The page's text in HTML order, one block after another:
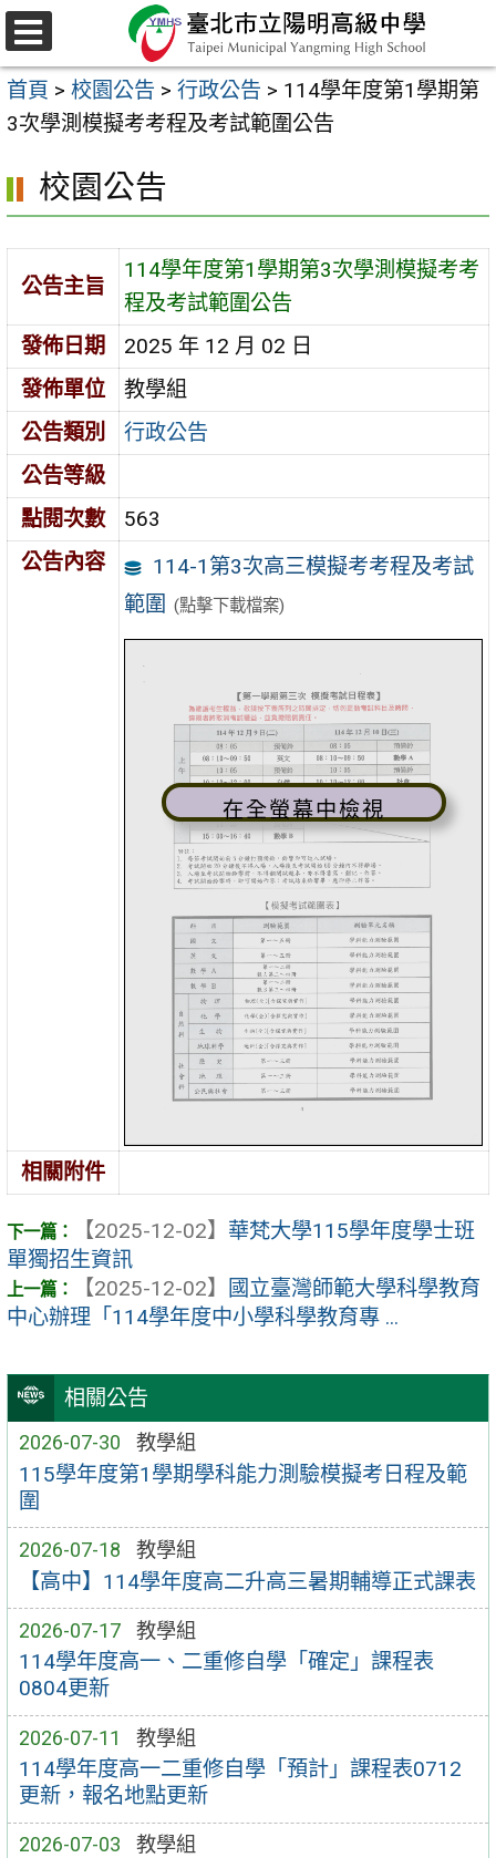
跳
至
主
要
容
區
選
單
首頁 > 校園公告 > 行政公告 > 114學年度第1學期第
3次學測模擬考考程及考試範圍公告
相關公告
2026-07-30 教學組
115學年度第1學期學科能力測驗模擬考日程及範
圍
2026-07-18 教學組
【高中】114學年度高二升高三暑期輔導正式課表
2026-07-17 教學組
114學年度高一、二重修自學「確定」課程表
0804更新
2026-07-11 教學組
114學年度高一二重修自學「預計」課程表0712
更新，報名地點更新
2026-07-03 教學組
校園公告
公告主旨
114學年度第1學期第3次學測模擬考考
程及考試範圍公告
發佈日期
2025 年 12 月 02 日
發佈單位
教學組
公告類別
行政公告
公告等級
點閱次數
563
公告內容
114-1第3次高三模擬考考程及考試
範圍 (點擊下載檔案)
在全螢幕中檢視
相關附件
【2025-12-02】 華梵大學115學年度學士班
單獨招生資訊
【2025-12-02】
國立臺灣師範大學科學教育
中心辦理「114學年度中小學科學教育專 ...